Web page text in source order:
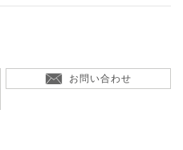
お問い合わせ